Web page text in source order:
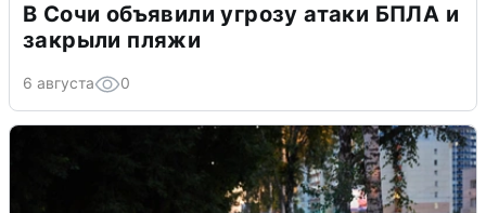
В Сочи объявили угрозу атаки БПЛА и
закрыли пляжи
6 августа 0